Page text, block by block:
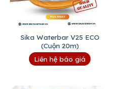
Sika Waterbar V25 ECO
(Cuộn 20m)
Liên hệ báo giá